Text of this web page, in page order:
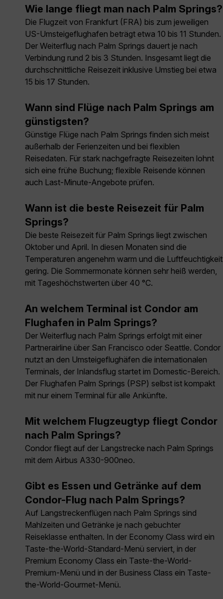
Wie lange fliegt man nach Palm Springs?
Die Flugzeit von Frankfurt (FRA) bis zum jeweiligen
US-Umsteigeflughafen beträgt etwa 10 bis 11 Stunden.
Der Weiterflug nach Palm Springs dauert je nach
Verbindung rund 2 bis 3 Stunden. Insgesamt liegt die
durchschnittliche Reisezeit inklusive Umstieg bei etwa
15 bis 17 Stunden.
Wann sind Flüge nach Palm Springs am
günstigsten?
Günstige Flüge nach Palm Springs finden sich meist
außerhalb der Ferienzeiten und bei flexiblen
Reisedaten. Für stark nachgefragte Reisezeiten lohnt
sich eine frühe Buchung; flexible Reisende können
auch Last-Minute-Angebote prüfen.
Wann ist die beste Reisezeit für Palm
Springs?
Die beste Reisezeit für Palm Springs liegt zwischen
Oktober und April. In diesen Monaten sind die
Temperaturen angenehm warm und die Luftfeuchtigkeit
gering. Die Sommermonate können sehr heiß werden,
mit Tageshöchstwerten über 40 °C.
An welchem Terminal ist Condor am
Flughafen in Palm Springs?
Der Weiterflug nach Palm Springs erfolgt mit einer
Partnerairline über San Francisco oder Seattle. Condor
nutzt an den Umsteigeflughäfen die internationalen
Terminals, der Inlandsflug startet im Domestic-Bereich.
Der Flughafen Palm Springs (PSP) selbst ist kompakt
mit nur einem Terminal für alle Ankünfte.
Mit welchem Flugzeugtyp fliegt Condor
nach Palm Springs?
Condor fliegt auf der Langstrecke nach Palm Springs
mit dem Airbus A330-900neo.
Gibt es Essen und Getränke auf dem
Condor-Flug nach Palm Springs?
Auf Langstreckenflügen nach Palm Springs sind
Mahlzeiten und Getränke je nach gebuchter
Reiseklasse enthalten. In der Economy Class wird ein
Taste-the-World-Standard-Menü serviert, in der
Premium Economy Class ein Taste-the-World-
Premium-Menü und in der Business Class ein Taste-
the-World-Gourmet-Menü.